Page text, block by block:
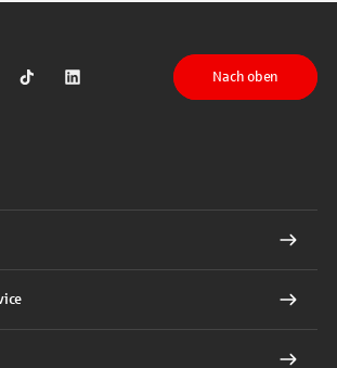
auf Youtubeauf Instagram
Sparkasse auf TikTok
Sparkasse auf LinkedIn
Nach oben